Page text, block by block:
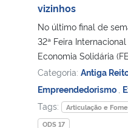
vizinhos
No último final de
32ª Feira
Economia Solidária
Categoria: Antiga
Empreendedorismo
Tags:
Articulação e
ODS 17